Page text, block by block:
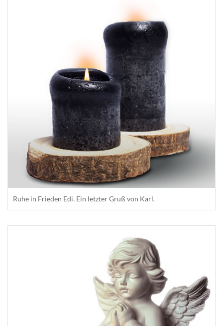
Ruhe in Frieden Edi. Ein letzter Gruß von Karl.